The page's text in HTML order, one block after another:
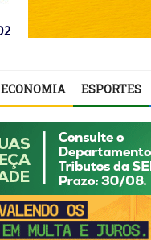
ECONOMIA ESPORTES